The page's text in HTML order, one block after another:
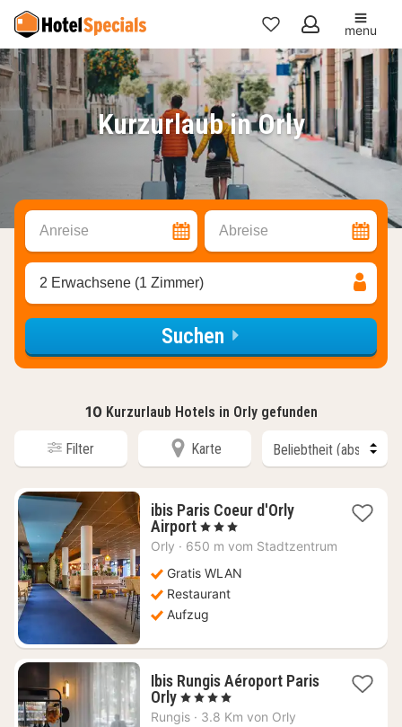
Meine
Favoriten
menu
Kurzurlaub in Orly
Anreise Abreise
2 Erwachsene (1 Zimmer)
Suchen
10 Kurzurlaub Hotels in Orly gefunden
Filter Karte
ibis Paris Coeur d'Orly
Airport1
Nacht
89,09
€
, 3 Sterne
Orly · 650 m vom Stadtzentrum
Gratis WLAN
Restaurant
Aufzug
Ibis Rungis Aéroport Paris
Orly1
Nacht
, 4 Sterne
Rungis · 3.8 Km von Orly